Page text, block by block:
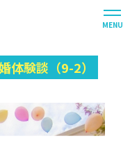
MENU
体験談（9-2）